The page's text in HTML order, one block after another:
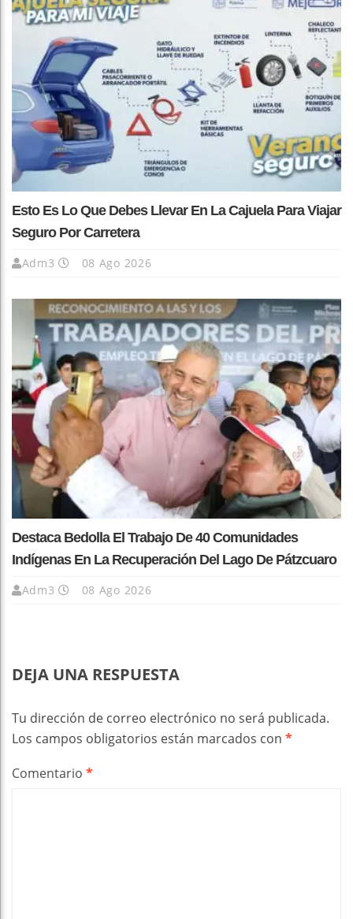
Esto Es Lo Que Debes Llevar En La Cajuela Para Viajar
Seguro Por Carretera
Adm3 08 Ago 2026
Destaca Bedolla El Trabajo De 40 Comunidades
Indígenas En La Recuperación Del Lago De Pátzcuaro
Adm3 08 Ago 2026
DEJA UNA RESPUESTA
Tu dirección de correo electrónico no será publicada.
Los campos obligatorios están marcados con *
Comentario *